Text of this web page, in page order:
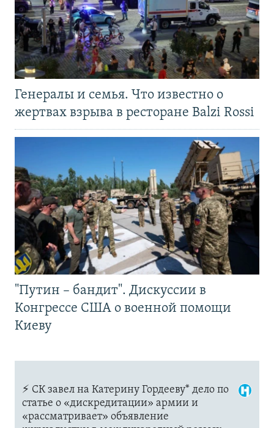
Генералы и семья. Что известно о
жертвах взрыва в ресторане Balzi Rossi
"Путин – бандит". Дискуссии в
Конгрессе США о военной помощи
Киеву